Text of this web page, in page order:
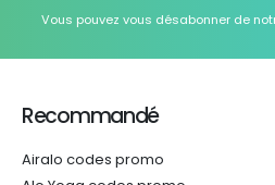
Vous pouvez vous désabonner de
Recommandé
Airalo codes promo